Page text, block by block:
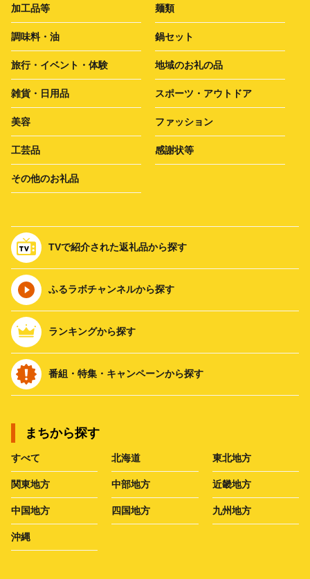
加工品等 麺類
調味料・油 鍋セット
旅行・イベント・体験 地域のお礼の品
雑貨・日用品 スポーツ・アウトドア
美容 ファッション
工芸品 感謝状等
その他のお礼品
TVで紹介された返礼品から探す
ふるラボチャンネルから探す
ランキングから探す
番組・特集・キャンペーンから探す
まちから探す
すべて 北海道 東北地方
関東地方 中部地方 近畿地方
中国地方 四国地方 九州地方
沖縄